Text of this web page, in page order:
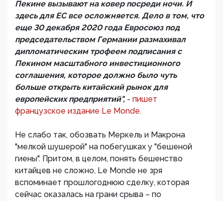
Пекине вызывают на ковер посреди ночи. И
здесь для ЕС все осложняется. Дело в том, что
еще 30 декабря 2020 года Евросоюз под
председательством Германии размахивал
дипломатическим трофеем подписания с
Пекином масштабного инвестиционного
соглашения, которое должно было чуть
больше открыть китайский рынок для
европейских предприятий", - пишет
французское издание Le Monde.
Не слабо так, обозвать Меркель и Макрона
"мелкой шушерой" на побегушках у "бешеной
гиены". Притом, в целом, понять бешенство
китайцев не сложно, Le Monde не зря
вспоминает прошлогоднюю сделку, которая
сейчас оказалась на грани срыва – по